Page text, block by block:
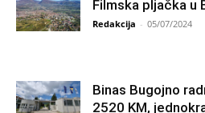
Filmska pljačka u
Redakcija - 05/07/2024
Binas Bugojno
2520 KM,